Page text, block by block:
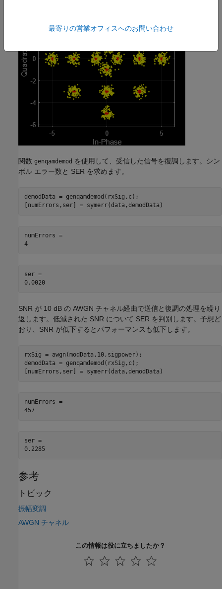
関数 genqamdemod を使用して、受信した信号を復調します。シン
ボル エラー数と SER を求めます。
demodData = genqamdemod(rxSig,c);
[numErrors,ser] = symerr(data,demodData)
numErrors =
4
ser =
0.0020
SNR が 10 dB の AWGN チャネル経由で送信と復調の処理を繰り
返します。低減された SNR について SER を判別します。予想ど
おり、SNR が低下するとパフォーマンスも低下します。
rxSig = awgn(modData,10,sigpower);
demodData = genqamdemod(rxSig,c);
[numErrors,ser] = symerr(data,demodData)
numErrors =
457
ser =
参考
トピック
振幅変調
AWGN チャネル
この情報は役に立ちましたか？
最寄りの営業オフィスへのお問い合わせ